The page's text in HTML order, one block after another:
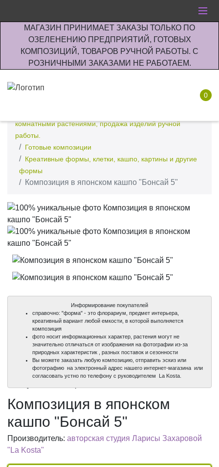
МАГАЗИН ПРИНИМАЕТ ЗАКАЗЫ ТОЛЬКО ПО
ОЗЕЛЕНЕНИЮ ПРЕДПРИЯТИЙ, ГОТОВЫХ
КОМПОЗИЦИЙ, ТОВАРОВ РУЧНОЙ РАБОТЫ. С
РОЗНИЧНЫМИ ЗАКАЗАМИ НЕ РАБОТАЕМ.
0
комнатными растениями, продажа изделий ручной
работы.
Готовые композиции
Креативные формы, клетки, кашпо, картины и другие
формы
Композиция в японском кашпо "Бонсай 5"
100%
100%
Информирование покупателей
справочно: "форма" - это флорариум, предмет интерьера,
креативный вариант любой емкости, в которой выполняется
композиция
фото носит информационных характер, растения могут не
значительно отличаться от изображения на фотографии из-за
природных характеристик , разных поставок и сезонности
Вы можете заказать любую композицию, отправить эскиз или
фотографию на электронный адрес нашего интернет-магазина или
согласовать устно по телефону с руководителем La Kosta.
Композиция в японском
кашпо "Бонсай 5"
Производитель: авторская студия Ларисы Захаровой
"La Kosta"